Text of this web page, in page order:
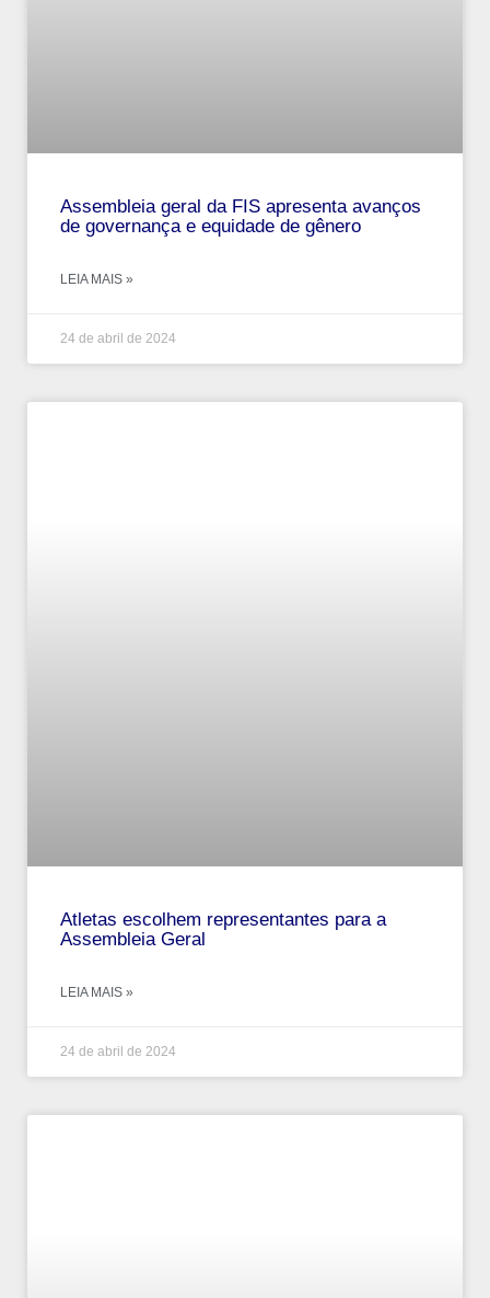
Assembleia geral da FIS apresenta avanços
de governança e equidade de gênero
LEIA MAIS »
24 de abril de 2024
Atletas escolhem representantes para a
Assembleia Geral
LEIA MAIS »
24 de abril de 2024